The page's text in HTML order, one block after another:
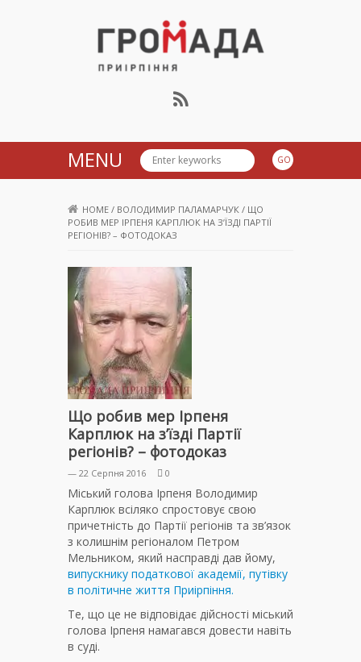
Громада Приірпіння
MENU
HOME / ВОЛОДИМИР ПАЛАМАРЧУК / ЩО
РОБИВ МЕР ІРПЕНЯ КАРПЛЮК НА З’ЇЗДІ ПАРТІЇ
РЕГІОНІВ? – ФОТОДОКАЗ
Що робив мер Ірпеня
Карплюк на з’їзді Партії
регіонів? – фотодоказ
— 22 Серпня 2016 0
Міський голова Ірпеня Володимир
Карплюк всіляко спростовує свою
причетність до Партії регіонів та зв’язок
з колишнім регіоналом Петром
Мельником, який насправді дав йому,
випускнику податкової академії, путівку
в політичне життя Приірпіння.
Те, що це не відповідає дійсності міський
голова Ірпеня намагався довести навіть
в суді.